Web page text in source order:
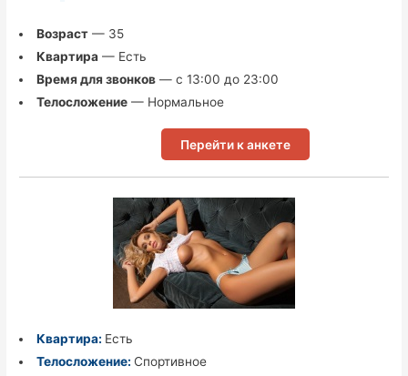
Возраст— 35
Квартира— Есть
Время для звонков— с 13:00 до 23:00
Телосложение— Нормальное
Перейти к анкете
Квартира: Есть
Телосложение: Спортивное